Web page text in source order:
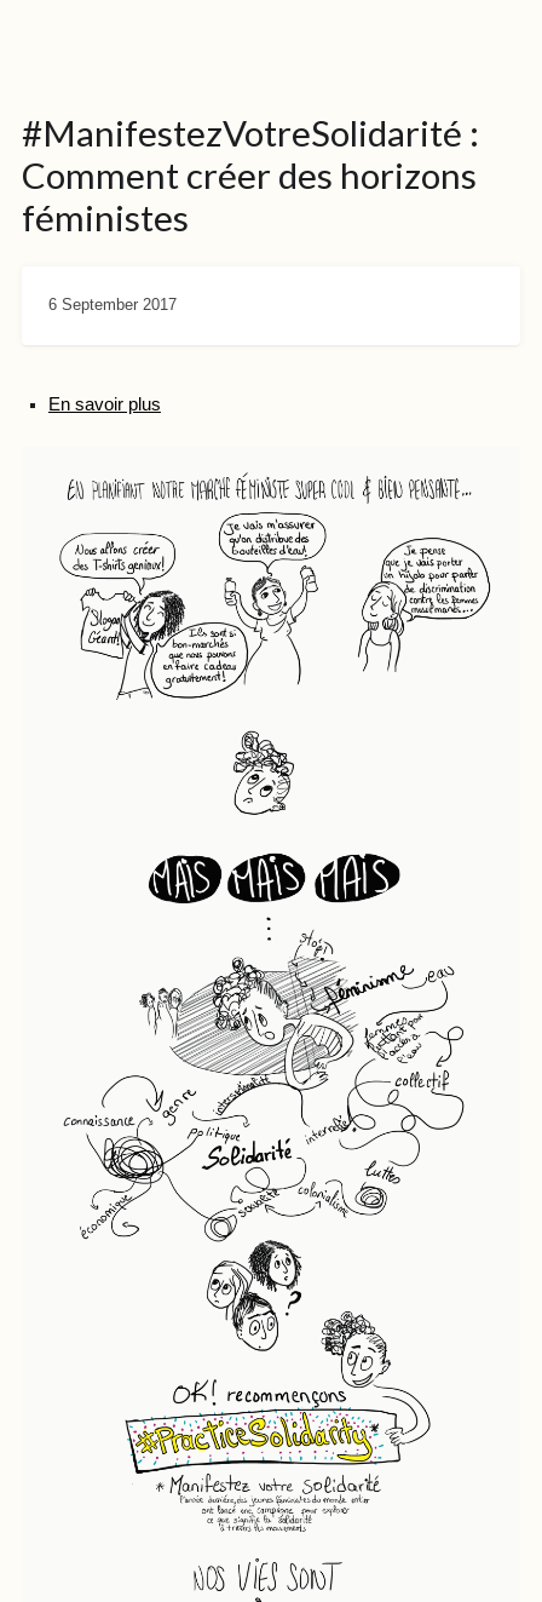
#ManifestezVotreSolidarité :
Comment créer des horizons
féministes
6 September 2017
En savoir plus